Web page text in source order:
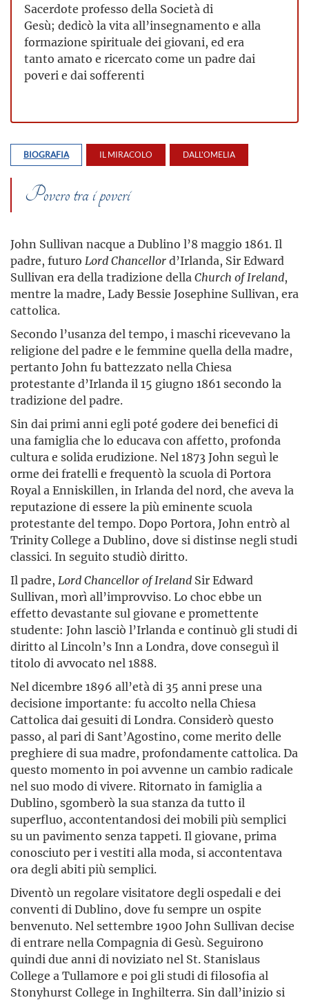
Sacerdote professo della Società di
Gesù; dedicò la vita all’insegnamento e alla
formazione spirituale dei giovani, ed era
tanto amato e ricercato come un padre dai
poveri e dai sofferenti
BIOGRAFIA IL MIRACOLO DALL'OMELIA
Povero tra i poveri
John Sullivan nacque a Dublino l’8 maggio 1861. Il
padre, futuro Lord Chancellord’Irlanda, Sir Edward
Sullivan era della tradizione della Church of Ireland,
mentre la madre, Lady Bessie Josephine Sullivan, era
cattolica.
Secondo l’usanza del tempo, i maschi ricevevano la
religione del padre e le femmine quella della madre,
pertanto John fu battezzato nella Chiesa
protestante d’Irlanda il 15 giugno 1861 secondo la
tradizione del padre.
Sin dai primi anni egli poté godere dei benefici di
una famiglia che lo educava con affetto, profonda
cultura e solida erudizione. Nel 1873 John seguì le
orme dei fratelli e frequentò la scuola di Portora
Royal a Enniskillen, in Irlanda del nord, che aveva la
reputazione di essere la più eminente scuola
protestante del tempo. Dopo Portora, John entrò al
Trinity College a Dublino, dove si distinse negli studi
classici. In seguito studiò diritto.
Il padre, Lord Chancellor of Ireland Sir Edward
Sullivan, morì all’improvviso. Lo choc ebbe un
effetto devastante sul giovane e promettente
studente: John lasciò l’Irlanda e continuò gli studi di
diritto al Lincoln’s Inn a Londra, dove conseguì il
titolo di avvocato nel 1888.
Nel dicembre 1896 all’età di 35 anni prese una
decisione importante: fu accolto nella Chiesa
Cattolica dai gesuiti di Londra. Considerò questo
passo, al pari di Sant’Agostino, come merito delle
preghiere di sua madre, profondamente cattolica. Da
questo momento in poi avvenne un cambio radicale
nel suo modo di vivere. Ritornato in famiglia a
Dublino, sgomberò la sua stanza da tutto il
superfluo, accontentandosi dei mobili più semplici
su un pavimento senza tappeti. Il giovane, prima
conosciuto per i vestiti alla moda, si accontentava
ora degli abiti più semplici.
Diventò un regolare visitatore degli ospedali e dei
conventi di Dublino, dove fu sempre un ospite
benvenuto. Nel settembre 1900 John Sullivan decise
di entrare nella Compagnia di Gesù. Seguirono
quindi due anni di noviziato nel St. Stanislaus
College a Tullamore e poi gli studi di filosofia al
Stonyhurst College in Inghilterra. Sin dall’inizio si